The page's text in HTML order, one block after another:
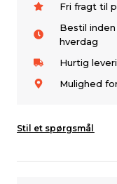
Fri fragt til
Bestil
hverdag
Hurtig
Mulighed
Stil et spørgsmål